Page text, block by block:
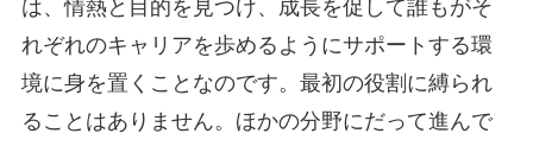
は、情熱と目的を見つけ、成長を促して誰もがそ
れぞれのキャリアを歩めるようにサポートする環
境に身を置くことなのです。最初の役割に縛られ
ることはありません。ほかの分野にだって進んで